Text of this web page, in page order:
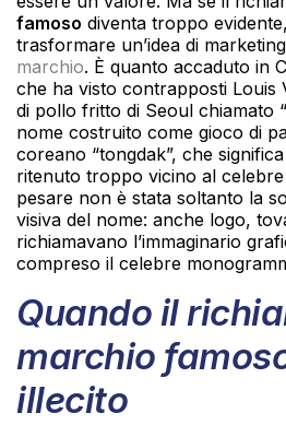
famoso diventa troppo
trasformare un’idea di
marchio. È quanto accaduto in
che ha visto contrapposti Louis
di pollo fritto di Seoul chiamato
nome costruito come gioco di
coreano “tongdak”, che
ritenuto troppo vicino al
pesare non è stata soltanto la
visiva del nome: anche logo,
richiamavano l’immaginario
compreso il celebre
Quando il
marchio
illecito